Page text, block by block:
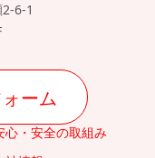
6-1
ーム
心・安全の取組み